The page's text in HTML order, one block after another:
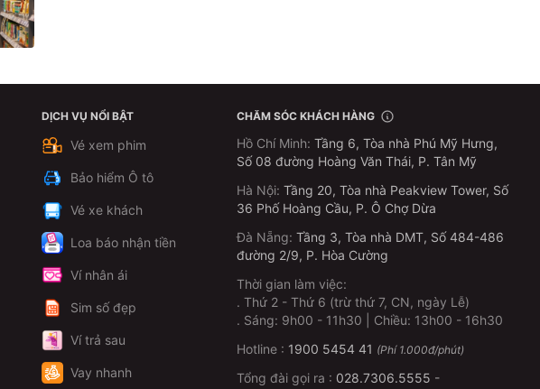
DỊCH VỤ NỔI BẬT
Vé xem phim
Bảo hiểm Ô tô
Vé xe khách
Loa báo nhận tiền
Ví nhân ái
Sim số đẹp
Ví trả sau
Vay nhanh
CHĂM SÓC KHÁCH HÀNG
Hồ Chí Minh: Tầng 6, Tòa nhà Phú Mỹ Hưng,
Số 08 đường Hoàng Văn Thái, P. Tân Mỹ
Hà Nội: Tầng 20, Tòa nhà Peakview Tower, Số
36 Phố Hoàng Cầu, P. Ô Chợ Dừa
Đà Nẵng: Tầng 3, Tòa nhà DMT, Số 484-486
đường 2/9, P. Hòa Cường
Thời gian làm việc:
. Thứ 2 - Thứ 6 (trừ thứ 7, CN, ngày Lễ)
. Sáng: 9h00 - 11h30 | Chiều: 13h00 - 16h30
Hotline : 1900 5454 41 (Phí 1.000đ/phút)
Tổng đài gọi ra : 028.7306.5555 -